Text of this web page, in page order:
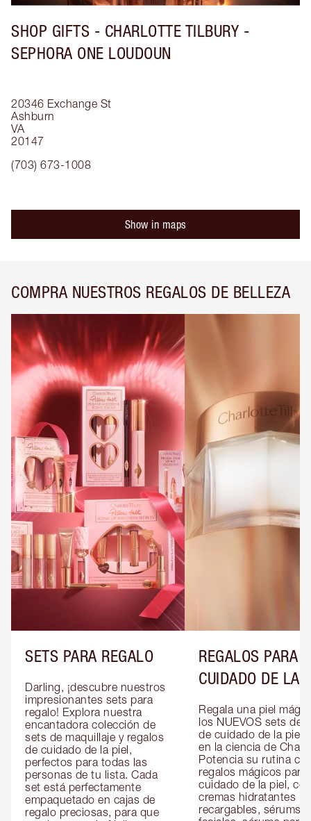
SHOP GIFTS - CHARLOTTE TILBURY -
SEPHORA ONE LOUDOUN
20346 Exchange St
Ashburn
VA
20147
(703) 673-1008
Show in maps
COMPRA NUESTROS REGALOS DE BELLEZA
SETS PARA REGALO
Darling, ¡descubre nuestros
impresionantes sets para
regalo! Explora nuestra
encantadora colección de
sets de maquillaje y regalos
de cuidado de la piel,
perfectos para todas las
personas de tu lista. Cada
set está perfectamente
empaquetado en cajas de
regalo preciosas, para que
REGALOS PARA
CUIDADO DE LA
Regala una piel
los NUEVOS sets de
de cuidado de la piel
en la ciencia de
Potencia su rutina
regalos mágicos para
cuidado de la piel,
cremas hidratantes
recargables, sérums